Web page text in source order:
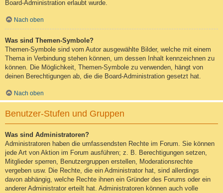
Board-Administration erlaubt wurde.
Nach oben
Was sind Themen-Symbole?
Themen-Symbole sind vom Autor ausgewählte Bilder, welche mit einem
Thema in Verbindung stehen können, um dessen Inhalt kennzeichnen zu
können. Die Möglichkeit, Themen-Symbole zu verwenden, hängt von
deinen Berechtigungen ab, die die Board-Administration gesetzt hat.
Nach oben
Benutzer-Stufen und Gruppen
Was sind Administratoren?
Administratoren haben die umfassendsten Rechte im Forum. Sie können
jede Art von Aktion im Forum ausführen; z. B. Berechtigungen setzen,
Mitglieder sperren, Benutzergruppen erstellen, Moderationsrechte
vergeben usw. Die Rechte, die ein Administrator hat, sind allerdings
davon abhängig, welche Rechte ihnen ein Gründer des Forums oder ein
anderer Administrator erteilt hat. Administratoren können auch volle